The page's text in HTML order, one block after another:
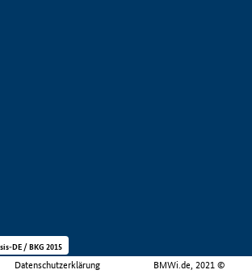
Datenschutzerklärung BMWi.de, 2021 ©
DE / BKG 2015